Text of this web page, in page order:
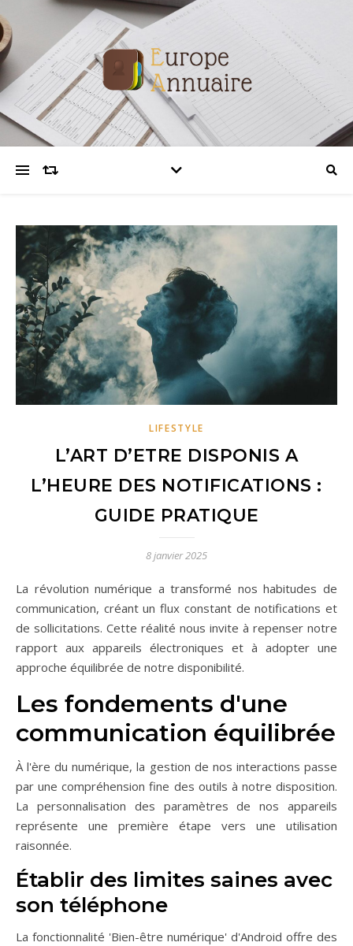
LIFESTYLE
L’ART D’ETRE DISPONIS A
L’HEURE DES NOTIFICATIONS :
GUIDE PRATIQUE
8 janvier 2025
La révolution numérique a transformé nos habitudes de
communication, créant un flux constant de notifications et
de sollicitations. Cette réalité nous invite à repenser notre
rapport aux appareils électroniques et à adopter une
approche équilibrée de notre disponibilité.
Les fondements d'une
communication équilibrée
À l'ère du numérique, la gestion de nos interactions passe
par une compréhension fine des outils à notre disposition.
La personnalisation des paramètres de nos appareils
représente une première étape vers une utilisation
raisonnée.
Établir des limites saines avec
son téléphone
La fonctionnalité 'Bien-être numérique' d'Android offre des